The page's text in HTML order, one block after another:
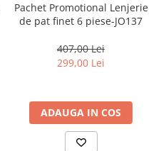
Pachet Promotional Lenjerie
de pat finet 6 piese-JO137
407,00 Lei
299,00 Lei
ADAUGA IN COS